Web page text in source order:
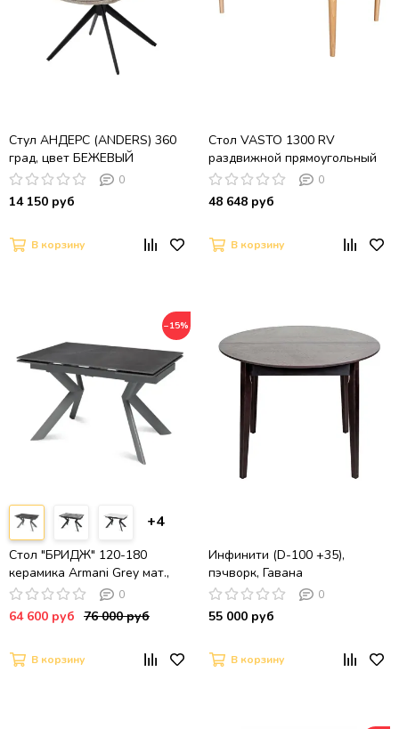
Стул АНДЕРС (ANDERS) 360
град, цвет БЕЖЕВЫЙ
EYELASH -120 фактурный
шенилл / ЧЕРНЫЙ каркас,
®DISAUR
0
14 150 руб
В корзину
Стол VASTO 1300 RV
раздвижной прямоугольный
со столешницей из шпона
(бук натуральный)
0
48 648 руб
В корзину
−15%
+4
Стол "БРИДЖ" 120-180
керамика Armani Grey мат.,
опора черный муар
0
64 600 руб 76 000 руб
В корзину
Инфинити (D-100 +35),
пэчворк, Гавана
0
55 000 руб
В корзину